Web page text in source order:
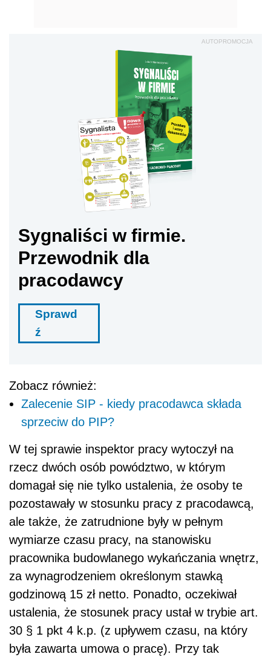
AUTOPROMOCJA
Sygnaliści w firmie.
Przewodnik dla
pracodawcy
Sprawd
ź
Zobacz również:
Zalecenie SIP - kiedy pracodawca składa
sprzeciw do PIP?
W tej sprawie inspektor pracy wytoczył na
rzecz dwóch osób powództwo, w którym
domagał się nie tylko ustalenia, że osoby te
pozostawały w stosunku pracy z pracodawcą,
ale także, że zatrudnione były w pełnym
wymiarze czasu pracy, na stanowisku
pracownika budowlanego wykańczania wnętrz,
za wynagrodzeniem określonym stawką
godzinową 15 zł netto. Ponadto, oczekiwał
ustalenia, że stosunek pracy ustał w trybie art.
30 § 1 pkt 4 k.p. (z upływem czasu, na który
była zawarta umowa o pracę). Przy tak